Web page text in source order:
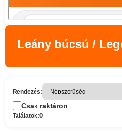
Leány búcsú /
Rendezés:
Csak raktáron
Találatok:0